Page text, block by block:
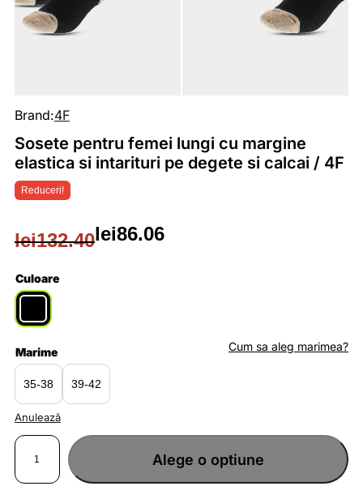
Reduceri!
Brand:4F
Sosete pentru femei lungi cu margine
elastica si intarituri pe degete si calcai / 4F
lei132.40
Prețul
inițial
a
fost:
lei132.40.
lei86.06
Prețul
curent
este:
lei86.06.
Culoare
Marime
35-38 39-42
Anulează
Cum sa aleg marimea?
Cantitate
pentru
lungi
cu
Alege o optiune